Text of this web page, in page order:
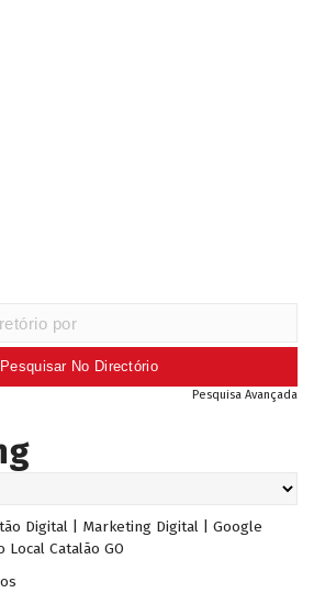
Pesquisa Avançada
Digital | Marketing Digital | Google
Local Catalão GO